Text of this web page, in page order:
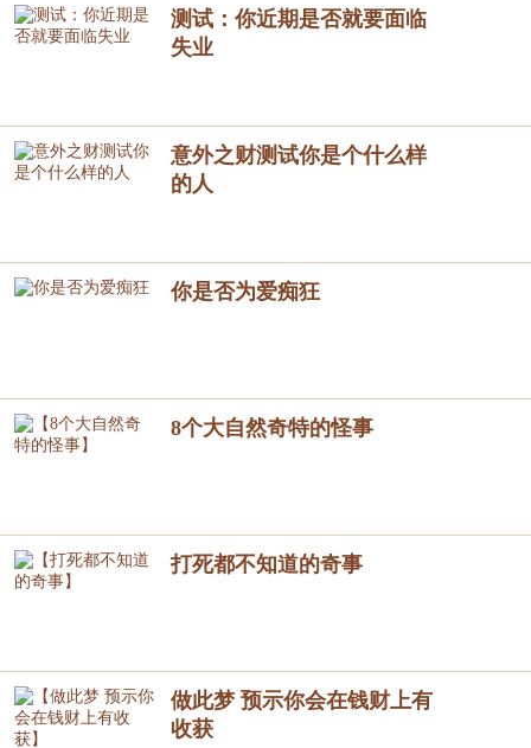
测试：你近期是否就要面临
失业
意外之财测试你是个什么样
的人
你是否为爱痴狂
8个大自然奇特的怪事
打死都不知道的奇事
做此梦 预示你会在钱财上有
收获